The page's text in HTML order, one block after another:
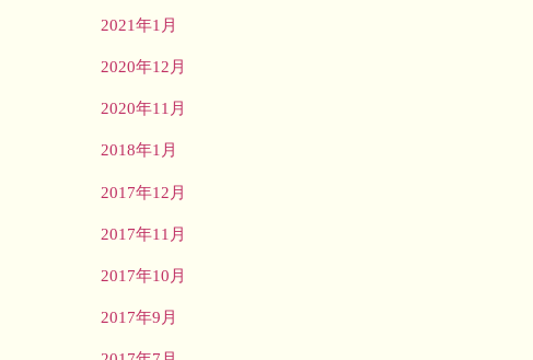
2021年1月
2020年12月
2020年11月
2018年1月
2017年12月
2017年11月
2017年10月
2017年9月